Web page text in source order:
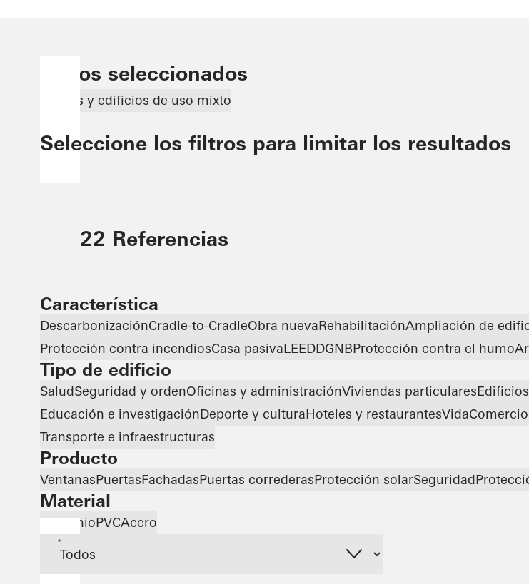
Filtros seleccionados
Barrios y edificios de uso mixto
Seleccione los filtros para limitar los resultados
22 Referencias
Característica
DescarbonizaciónCradle-to-CradleObra nuevaRehabilitaciónAmpliación de
Protección contra incendiosCasa pasivaLEEDDGNBProtección contra el humo
Tipo de edificio
SaludSeguridad y ordenOficinas y administraciónViviendas particulares
Educación e investigaciónDeporte y culturaHoteles y restaurantesVidaComercio
Transporte e infraestructuras
Producto
VentanasPuertasFachadasPuertas correderasProtección solarSeguridad
Material
AluminioPVCAcero
*